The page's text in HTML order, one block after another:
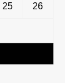
25 26